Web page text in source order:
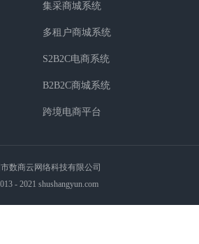
集采商城系统
多租户商城系统
S2B2C电商系统
B2B2C商城系统
跨境电商平台
数商云网络科技有限公司
- 2021 shushangyun.com